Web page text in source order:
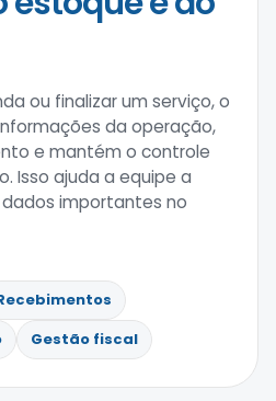
ou finalizar um serviço, o
da operação,
e mantém o controle
Isso ajuda a equipe a
importantes no
Gestão fiscal